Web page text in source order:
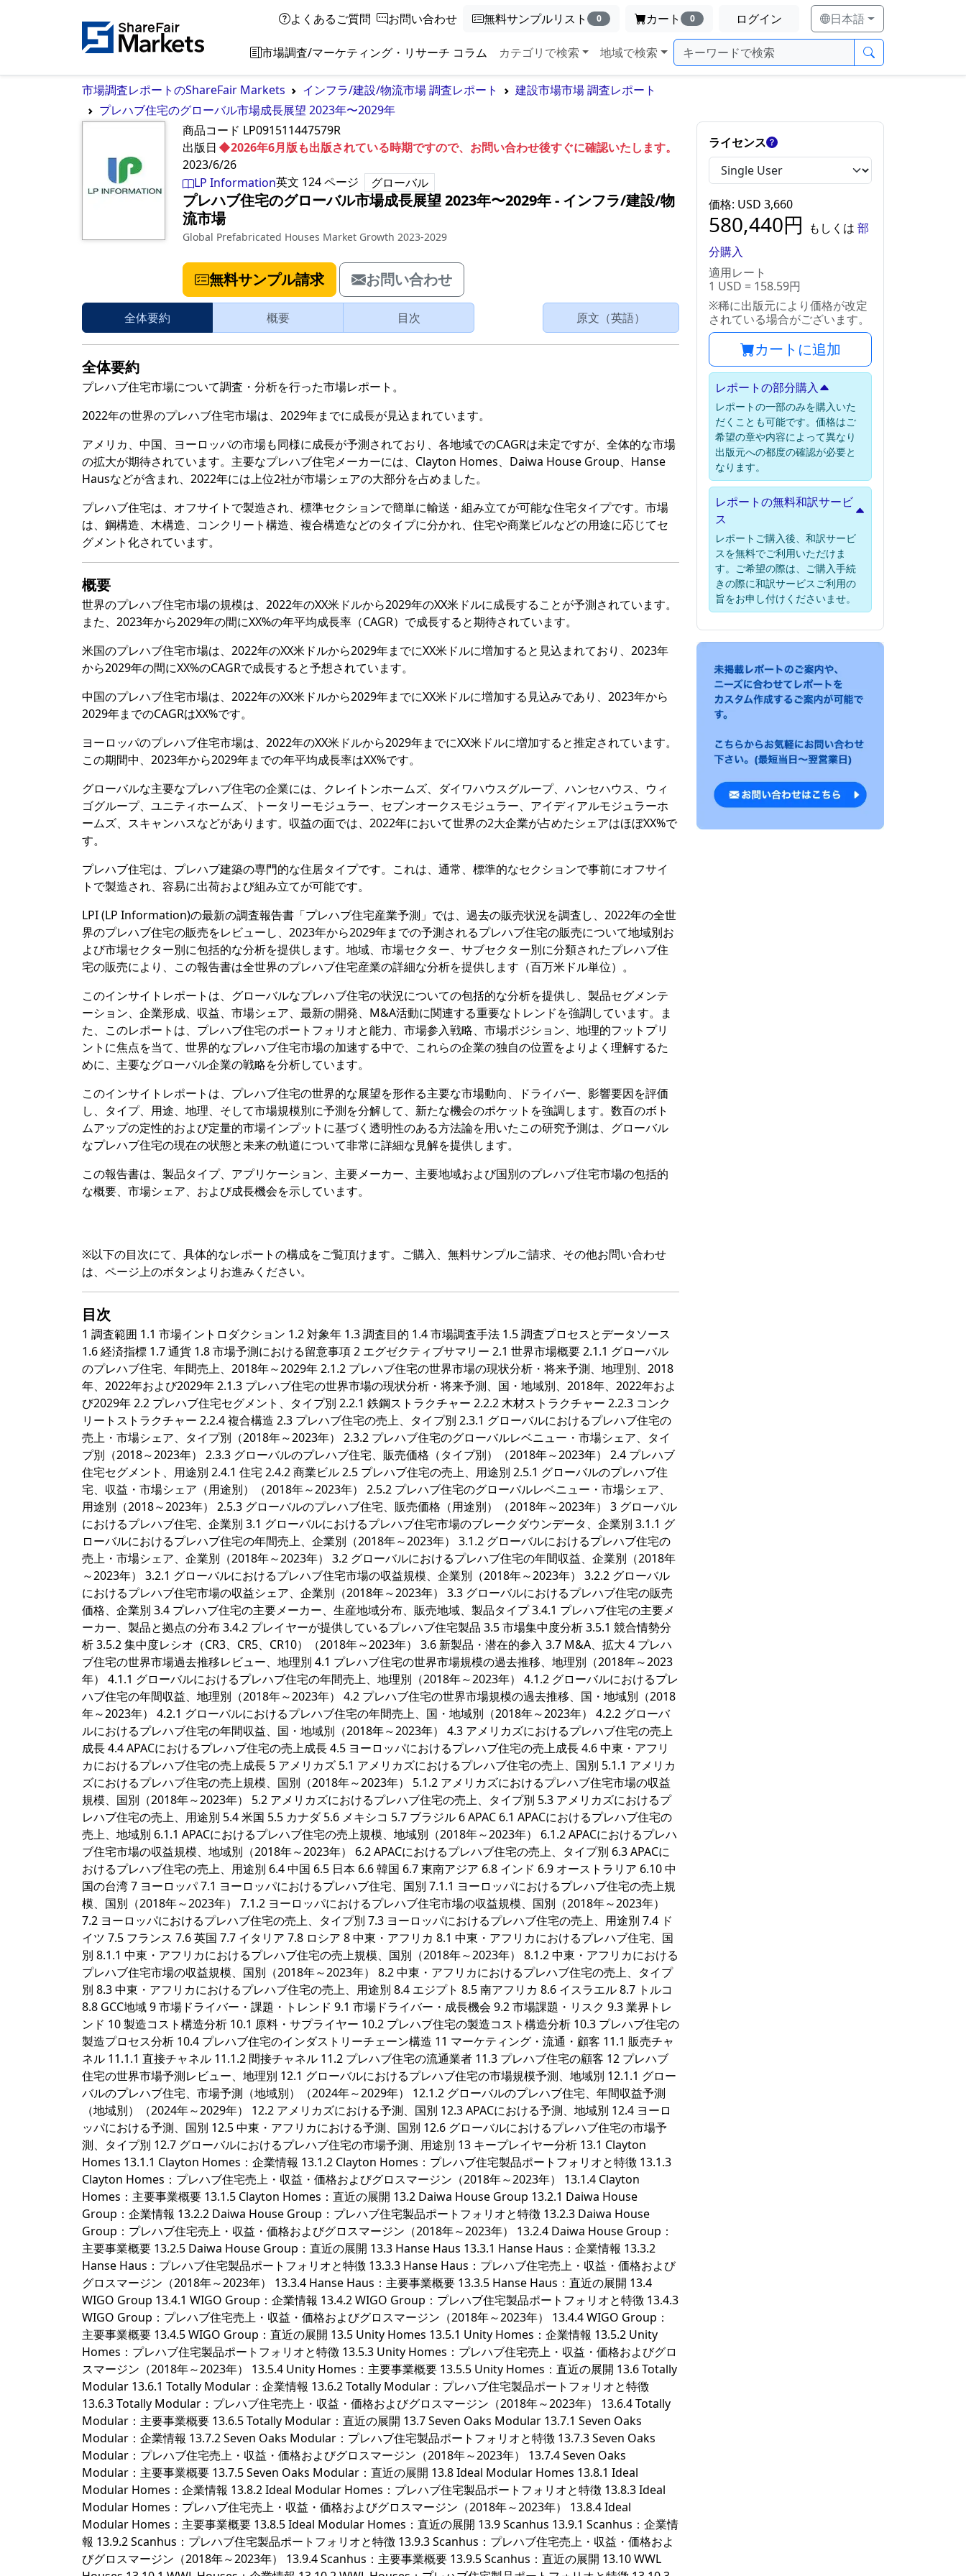
よくあるご質問 お問い合わせ 無料サンプルリスト 0 カート 0 ログイン 日本語
市場調査/マーケティング・リサーチ コラム カテゴリで検索 地域で検索
市場調査レポートのShareFair Markets インフラ/建設/物流市場 調査レポート
建設市場市場 調査レポート
プレハブ住宅のグローバル市場成長展望 2023年〜2029年
商品コード LP091511447579R
◆2026年6月版も出版されている時期ですので、お問い合わせ後すぐに確認いたします。
出版日
2023/6/26
LP Information英文 124ページ グローバル
プレハブ住宅のグローバル市場成長展望 2023年〜2029年‐ インフラ/建設/物
流市場
Global Prefabricated Houses Market Growth 2023-2029
無料サンプル請求 お問い合わせ
全体要約 概要 目次 原文（英語）
全体要約
プレハブ住宅市場について調査・分析を行った市場レポート。
2022年の世界のプレハブ住宅市場は、2029年までに成長が見込まれています。
アメリカ、中国、ヨーロッパの市場も同様に成長が予測されており、各地域でのCAGRは未定ですが、全体的な市場
の拡大が期待されています。主要なプレハブ住宅メーカーには、Clayton Homes、Daiwa House Group、Hanse
Hausなどが含まれ、2022年には上位2社が市場シェアの大部分を占めました。
プレハブ住宅は、オフサイトで製造され、標準セクションで簡単に輸送・組み立てが可能な住宅タイプです。市場
は、鋼構造、木構造、コンクリート構造、複合構造などのタイプに分かれ、住宅や商業ビルなどの用途に応じてセ
グメント化されています。
概要
世界のプレハブ住宅市場の規模は、2022年のXX米ドルから2029年のXX米ドルに成長することが予測されています。
また、2023年から2029年の間にXX%の年平均成長率（CAGR）で成長すると期待されています。
米国のプレハブ住宅市場は、2022年のXX米ドルから2029年までにXX米ドルに増加すると見込まれており、2023年
から2029年の間にXX%のCAGRで成長すると予想されています。
中国のプレハブ住宅市場は、2022年のXX米ドルから2029年までにXX米ドルに増加する見込みであり、2023年から
2029年までのCAGRはXX%です。
ヨーロッパのプレハブ住宅市場は、2022年のXX米ドルから2029年までにXX米ドルに増加すると推定されています。
この期間中、2023年から2029年までの年平均成長率はXX%です。
グローバルな主要なプレハブ住宅の企業には、クレイトンホームズ、ダイワハウスグループ、ハンセハウス、ウィ
ゴグループ、ユニティホームズ、トータリーモジュラー、セブンオークスモジュラー、アイディアルモジュラーホ
ームズ、スキャンハスなどがあります。収益の面では、2022年において世界の2大企業が占めたシェアはほぼXX%で
す。
プレハブ住宅は、プレハブ建築の専門的な住居タイプです。これは、通常、標準的なセクションで事前にオフサイ
トで製造され、容易に出荷および組み立てが可能です。
LPI (LP Information)の最新の調査報告書「プレハブ住宅産業予測」では、過去の販売状況を調査し、2022年の全世
界のプレハブ住宅の販売をレビューし、2023年から2029年までの予測されるプレハブ住宅の販売について地域別お
よび市場セクター別に包括的な分析を提供します。地域、市場セクター、サブセクター別に分類されたプレハブ住
宅の販売により、この報告書は全世界のプレハブ住宅産業の詳細な分析を提供します（百万米ドル単位）。
このインサイトレポートは、グローバルなプレハブ住宅の状況についての包括的な分析を提供し、製品セグメンテ
ーション、企業形成、収益、市場シェア、最新の開発、M&A活動に関連する重要なトレンドを強調しています。ま
た、このレポートは、プレハブ住宅のポートフォリオと能力、市場参入戦略、市場ポジション、地理的フットプリ
ントに焦点を当て、世界的なプレハブ住宅市場の加速する中で、これらの企業の独自の位置をよりよく理解するた
めに、主要なグローバル企業の戦略を分析しています。
このインサイトレポートは、プレハブ住宅の世界的な展望を形作る主要な市場動向、ドライバー、影響要因を評価
し、タイプ、用途、地理、そして市場規模別に予測を分解して、新たな機会のポケットを強調します。数百のボト
ムアップの定性的および定量的市場インプットに基づく透明性のある方法論を用いたこの研究予測は、グローバル
なプレハブ住宅の現在の状態と未来の軌道について非常に詳細な見解を提供します。
この報告書は、製品タイプ、アプリケーション、主要メーカー、主要地域および国別のプレハブ住宅市場の包括的
な概要、市場シェア、および成長機会を示しています。
※以下の目次にて、具体的なレポートの構成をご覧頂けます。ご購入、無料サンプルご請求、その他お問い合わせ
は、ページ上のボタンよりお進みください。
目次
1 調査範囲 1.1 市場イントロダクション 1.2 対象年 1.3 調査目的 1.4 市場調査手法 1.5 調査プロセスとデータソース
1.6 経済指標 1.7 通貨 1.8 市場予測における留意事項 2 エグゼクティブサマリー 2.1 世界市場概要 2.1.1 グローバル
のプレハブ住宅、年間売上、2018年～2029年 2.1.2 プレハブ住宅の世界市場の現状分析・将来予測、地理別、2018
年、2022年および2029年 2.1.3 プレハブ住宅の世界市場の現状分析・将来予測、国・地域別、2018年、2022年およ
び2029年 2.2 プレハブ住宅セグメント、タイプ別 2.2.1 鉄鋼ストラクチャー 2.2.2 木材ストラクチャー 2.2.3 コンク
リートストラクチャー 2.2.4 複合構造 2.3 プレハブ住宅の売上、タイプ別 2.3.1 グローバルにおけるプレハブ住宅の
売上・市場シェア、タイプ別（2018年～2023年） 2.3.2 プレハブ住宅のグローバルレベニュー・市場シェア、タイ
プ別（2018～2023年） 2.3.3 グローバルのプレハブ住宅、販売価格（タイプ別）（2018年～2023年） 2.4 プレハブ
住宅セグメント、用途別 2.4.1 住宅 2.4.2 商業ビル 2.5 プレハブ住宅の売上、用途別 2.5.1 グローバルのプレハブ住
宅、収益・市場シェア（用途別）（2018年～2023年） 2.5.2 プレハブ住宅のグローバルレベニュー・市場シェア、
用途別（2018～2023年） 2.5.3 グローバルのプレハブ住宅、販売価格（用途別）（2018年～2023年） 3 グローバル
におけるプレハブ住宅、企業別 3.1 グローバルにおけるプレハブ住宅市場のブレークダウンデータ、企業別 3.1.1 グ
ローバルにおけるプレハブ住宅の年間売上、企業別（2018年～2023年） 3.1.2 グローバルにおけるプレハブ住宅の
売上・市場シェア、企業別（2018年～2023年） 3.2 グローバルにおけるプレハブ住宅の年間収益、企業別（2018年
～2023年） 3.2.1 グローバルにおけるプレハブ住宅市場の収益規模、企業別（2018年～2023年） 3.2.2 グローバル
におけるプレハブ住宅市場の収益シェア、企業別（2018年～2023年） 3.3 グローバルにおけるプレハブ住宅の販売
価格、企業別 3.4 プレハブ住宅の主要メーカー、生産地域分布、販売地域、製品タイプ 3.4.1 プレハブ住宅の主要メ
ーカー、製品と拠点の分布 3.4.2 プレイヤーが提供しているプレハブ住宅製品 3.5 市場集中度分析 3.5.1 競合情勢分
析 3.5.2 集中度レシオ（CR3、CR5、CR10）（2018年～2023年） 3.6 新製品・潜在的参入 3.7 M&A、拡大 4 プレハ
ブ住宅の世界市場過去推移レビュー、地理別 4.1 プレハブ住宅の世界市場規模の過去推移、地理別（2018年～2023
年） 4.1.1 グローバルにおけるプレハブ住宅の年間売上、地理別（2018年～2023年） 4.1.2 グローバルにおけるプレ
ハブ住宅の年間収益、地理別（2018年～2023年） 4.2 プレハブ住宅の世界市場規模の過去推移、国・地域別（2018
年～2023年） 4.2.1 グローバルにおけるプレハブ住宅の年間売上、国・地域別（2018年～2023年） 4.2.2 グローバ
ルにおけるプレハブ住宅の年間収益、国・地域別（2018年～2023年） 4.3 アメリカズにおけるプレハブ住宅の売上
成長 4.4 APACにおけるプレハブ住宅の売上成長 4.5 ヨーロッパにおけるプレハブ住宅の売上成長 4.6 中東・アフリ
カにおけるプレハブ住宅の売上成長 5 アメリカズ 5.1 アメリカズにおけるプレハブ住宅の売上、国別 5.1.1 アメリカ
ズにおけるプレハブ住宅の売上規模、国別（2018年～2023年） 5.1.2 アメリカズにおけるプレハブ住宅市場の収益
規模、国別（2018年～2023年） 5.2 アメリカズにおけるプレハブ住宅の売上、タイプ別 5.3 アメリカズにおけるプ
レハブ住宅の売上、用途別 5.4 米国 5.5 カナダ 5.6 メキシコ 5.7 ブラジル 6 APAC 6.1 APACにおけるプレハブ住宅の
売上、地域別 6.1.1 APACにおけるプレハブ住宅の売上規模、地域別（2018年～2023年） 6.1.2 APACにおけるプレハ
ブ住宅市場の収益規模、地域別（2018年～2023年） 6.2 APACにおけるプレハブ住宅の売上、タイプ別 6.3 APACに
おけるプレハブ住宅の売上、用途別 6.4 中国 6.5 日本 6.6 韓国 6.7 東南アジア 6.8 インド 6.9 オーストラリア 6.10 中
国の台湾 7 ヨーロッパ 7.1 ヨーロッパにおけるプレハブ住宅、国別 7.1.1 ヨーロッパにおけるプレハブ住宅の売上規
模、国別（2018年～2023年） 7.1.2 ヨーロッパにおけるプレハブ住宅市場の収益規模、国別（2018年～2023年）
7.2 ヨーロッパにおけるプレハブ住宅の売上、タイプ別 7.3 ヨーロッパにおけるプレハブ住宅の売上、用途別 7.4 ド
イツ 7.5 フランス 7.6 英国 7.7 イタリア 7.8 ロシア 8 中東・アフリカ 8.1 中東・アフリカにおけるプレハブ住宅、国
別 8.1.1 中東・アフリカにおけるプレハブ住宅の売上規模、国別（2018年～2023年） 8.1.2 中東・アフリカにおける
プレハブ住宅市場の収益規模、国別（2018年～2023年） 8.2 中東・アフリカにおけるプレハブ住宅の売上、タイプ
別 8.3 中東・アフリカにおけるプレハブ住宅の売上、用途別 8.4 エジプト 8.5 南アフリカ 8.6 イスラエル 8.7 トルコ
8.8 GCC地域 9 市場ドライバー・課題・トレンド 9.1 市場ドライバー・成長機会 9.2 市場課題・リスク 9.3 業界トレ
ンド 10 製造コスト構造分析 10.1 原料・サプライヤー 10.2 プレハブ住宅の製造コスト構造分析 10.3 プレハブ住宅の
製造プロセス分析 10.4 プレハブ住宅のインダストリーチェーン構造 11 マーケティング・流通・顧客 11.1 販売チャ
ネル 11.1.1 直接チャネル 11.1.2 間接チャネル 11.2 プレハブ住宅の流通業者 11.3 プレハブ住宅の顧客 12 プレハブ
住宅の世界市場予測レビュー、地理別 12.1 グローバルにおけるプレハブ住宅の市場規模予測、地域別 12.1.1 グロー
バルのプレハブ住宅、市場予測（地域別）（2024年～2029年） 12.1.2 グローバルのプレハブ住宅、年間収益予測
（地域別）（2024年～2029年） 12.2 アメリカズにおける予測、国別 12.3 APACにおける予測、地域別 12.4 ヨーロ
ッパにおける予測、国別 12.5 中東・アフリカにおける予測、国別 12.6 グローバルにおけるプレハブ住宅の市場予
測、タイプ別 12.7 グローバルにおけるプレハブ住宅の市場予測、用途別 13 キープレイヤー分析 13.1 Clayton
Homes 13.1.1 Clayton Homes：企業情報 13.1.2 Clayton Homes：プレハブ住宅製品ポートフォリオと特徴 13.1.3
Clayton Homes：プレハブ住宅売上・収益・価格およびグロスマージン（2018年～2023年） 13.1.4 Clayton
Homes：主要事業概要 13.1.5 Clayton Homes：直近の展開 13.2 Daiwa House Group 13.2.1 Daiwa House
Group：企業情報 13.2.2 Daiwa House Group：プレハブ住宅製品ポートフォリオと特徴 13.2.3 Daiwa House
Group：プレハブ住宅売上・収益・価格およびグロスマージン（2018年～2023年） 13.2.4 Daiwa House Group：
主要事業概要 13.2.5 Daiwa House Group：直近の展開 13.3 Hanse Haus 13.3.1 Hanse Haus：企業情報 13.3.2
Hanse Haus：プレハブ住宅製品ポートフォリオと特徴 13.3.3 Hanse Haus：プレハブ住宅売上・収益・価格および
グロスマージン（2018年～2023年） 13.3.4 Hanse Haus：主要事業概要 13.3.5 Hanse Haus：直近の展開 13.4
WIGO Group 13.4.1 WIGO Group：企業情報 13.4.2 WIGO Group：プレハブ住宅製品ポートフォリオと特徴 13.4.3
WIGO Group：プレハブ住宅売上・収益・価格およびグロスマージン（2018年～2023年） 13.4.4 WIGO Group：
主要事業概要 13.4.5 WIGO Group：直近の展開 13.5 Unity Homes 13.5.1 Unity Homes：企業情報 13.5.2 Unity
Homes：プレハブ住宅製品ポートフォリオと特徴 13.5.3 Unity Homes：プレハブ住宅売上・収益・価格およびグロ
スマージン（2018年～2023年） 13.5.4 Unity Homes：主要事業概要 13.5.5 Unity Homes：直近の展開 13.6 Totally
Modular 13.6.1 Totally Modular：企業情報 13.6.2 Totally Modular：プレハブ住宅製品ポートフォリオと特徴
13.6.3 Totally Modular：プレハブ住宅売上・収益・価格およびグロスマージン（2018年～2023年） 13.6.4 Totally
Modular：主要事業概要 13.6.5 Totally Modular：直近の展開 13.7 Seven Oaks Modular 13.7.1 Seven Oaks
Modular：企業情報 13.7.2 Seven Oaks Modular：プレハブ住宅製品ポートフォリオと特徴 13.7.3 Seven Oaks
Modular：プレハブ住宅売上・収益・価格およびグロスマージン（2018年～2023年） 13.7.4 Seven Oaks
Modular：主要事業概要 13.7.5 Seven Oaks Modular：直近の展開 13.8 Ideal Modular Homes 13.8.1 Ideal
Modular Homes：企業情報 13.8.2 Ideal Modular Homes：プレハブ住宅製品ポートフォリオと特徴 13.8.3 Ideal
Modular Homes：プレハブ住宅売上・収益・価格およびグロスマージン（2018年～2023年） 13.8.4 Ideal
Modular Homes：主要事業概要 13.8.5 Ideal Modular Homes：直近の展開 13.9 Scanhus 13.9.1 Scanhus：企業情
報 13.9.2 Scanhus：プレハブ住宅製品ポートフォリオと特徴 13.9.3 Scanhus：プレハブ住宅売上・収益・価格およ
びグロスマージン（2018年～2023年） 13.9.4 Scanhus：主要事業概要 13.9.5 Scanhus：直近の展開 13.10 WWL
ライセンス
価格: USD 3,660
580,440円 もしくは 部
分購入
適用レート
1 USD = 158.59円
※稀に出版元により価格が改定
されている場合がございます。
カートに追加
レポートの部分購入
レポートの一部のみを購入いた
だくことも可能です。価格はご
希望の章や内容によって異なり
出版元への都度の確認が必要と
なります。
レポートの無料和訳サービ
ス
レポートご購入後、和訳サービ
スを無料でご利用いただけま
す。ご希望の際は、ご購入手続
きの際に和訳サービスご利用の
旨をお申し付けくださいませ。